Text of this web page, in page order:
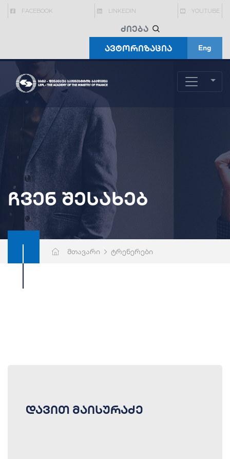
FACEBOOK LINKEDIN YOUTUBE
ავტორიზაცია Eng
ჩვენ შესახებ
მთავარი ტრენერები
დავით მაისურაძე